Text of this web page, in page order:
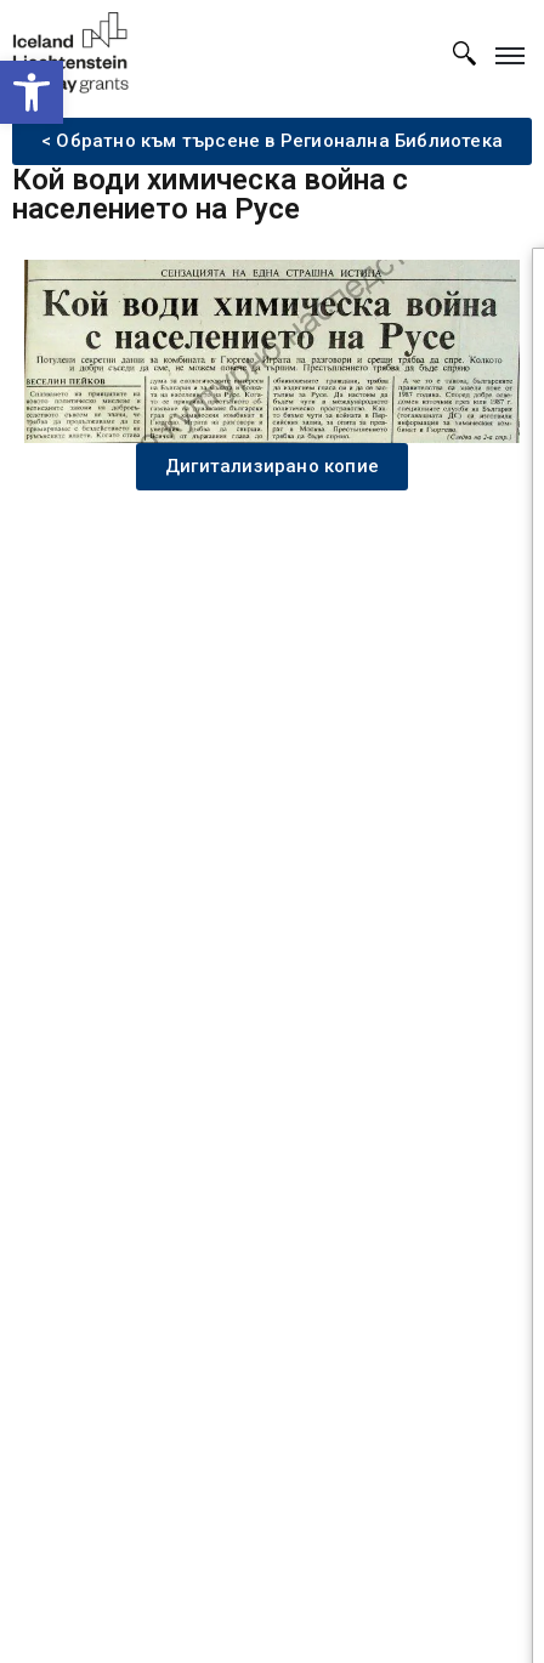
Open toolbar
< Обратно към търсене в Регионална Библиотека
Кой води химическа война с
населението на Русе
Дигитализирано копие